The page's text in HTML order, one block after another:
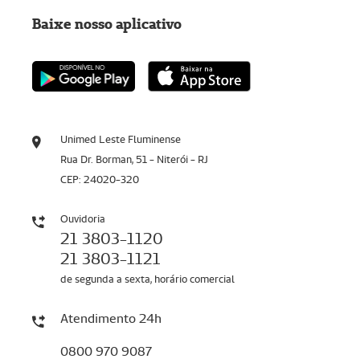
Unimed Leste Fluminense
Rua Dr. Borman, 51 - Niterói - RJ
CEP: 24020-320
Ouvidoria
21 3803-1120
21 3803-1121
de segunda a sexta, horário comercial
Atendimento 24h
0800 970 9087
Baixe nosso aplicativo